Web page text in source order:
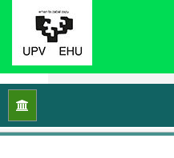
Inicio Vol. 3